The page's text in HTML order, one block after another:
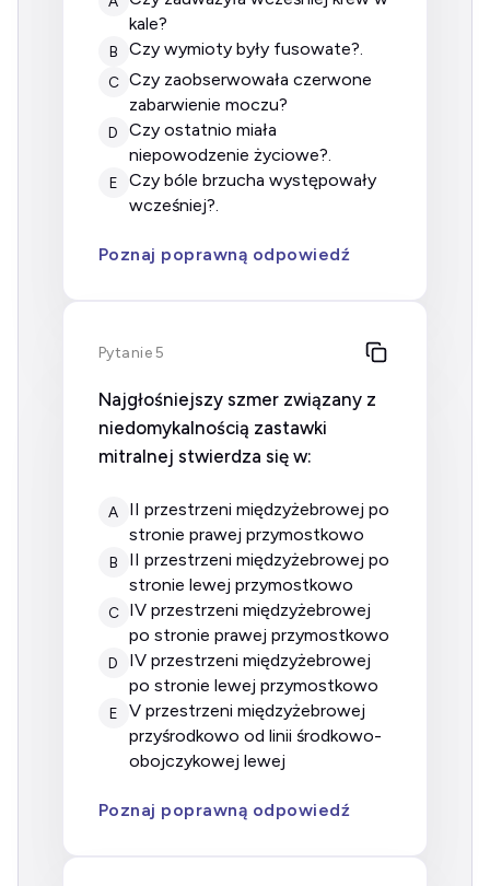
kale?
B Czy wymioty były fusowate?.
C Czy zaobserwowała czerwone
zabarwienie moczu?
D
Czy ostatnio miała
niepowodzenie życiowe?.
E
Czy bóle brzucha występowały
wcześniej?.
Poznaj poprawną odpowiedź
Pytanie 5
Najgłośniejszy szmer związany z
niedomykalnością zastawki
mitralnej stwierdza się w:
A
II przestrzeni międzyżebrowej po
stronie prawej przymostkowo
B
II przestrzeni międzyżebrowej po
stronie lewej przymostkowo
C
IV przestrzeni międzyżebrowej
po stronie prawej przymostkowo
D
IV przestrzeni międzyżebrowej
po stronie lewej przymostkowo
E
V przestrzeni międzyżebrowej
przyśrodkowo od linii środkowo-
obojczykowej lewej
Poznaj poprawną odpowiedź